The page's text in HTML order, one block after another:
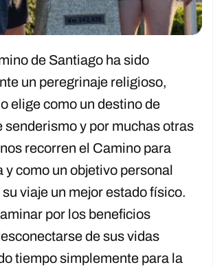
de Santiago ha sido
un peregrinaje religioso,
elige como un destino de
senderismo y por muchas otras
recorren el Camino para
y como un objetivo personal
viaje un mejor estado físico.
por los beneficios
de sus vidas
tiempo simplemente para la